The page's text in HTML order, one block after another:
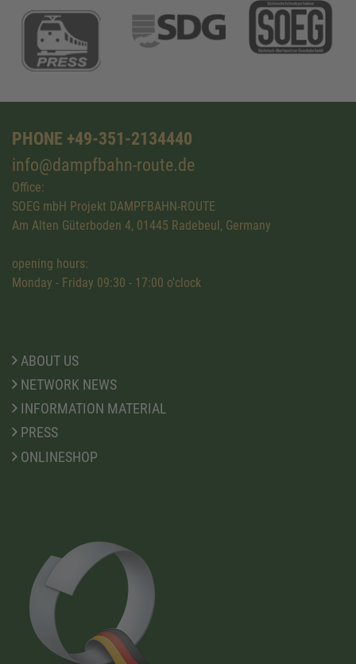
PHONE +49-351-2134440
info@dampfbahn-route.de
Office:
SOEG mbH Projekt DAMPFBAHN-ROUTE
Am Alten Güterboden 4, 01445 Radebeul, Germany
opening hours:
Monday - Friday 09:30 - 17:00 o'clock
ABOUT US
NETWORK NEWS
INFORMATION MATERIAL
PRESS
ONLINESHOP